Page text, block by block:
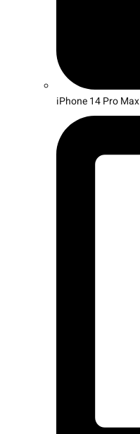
iPhone 14 Pro Max